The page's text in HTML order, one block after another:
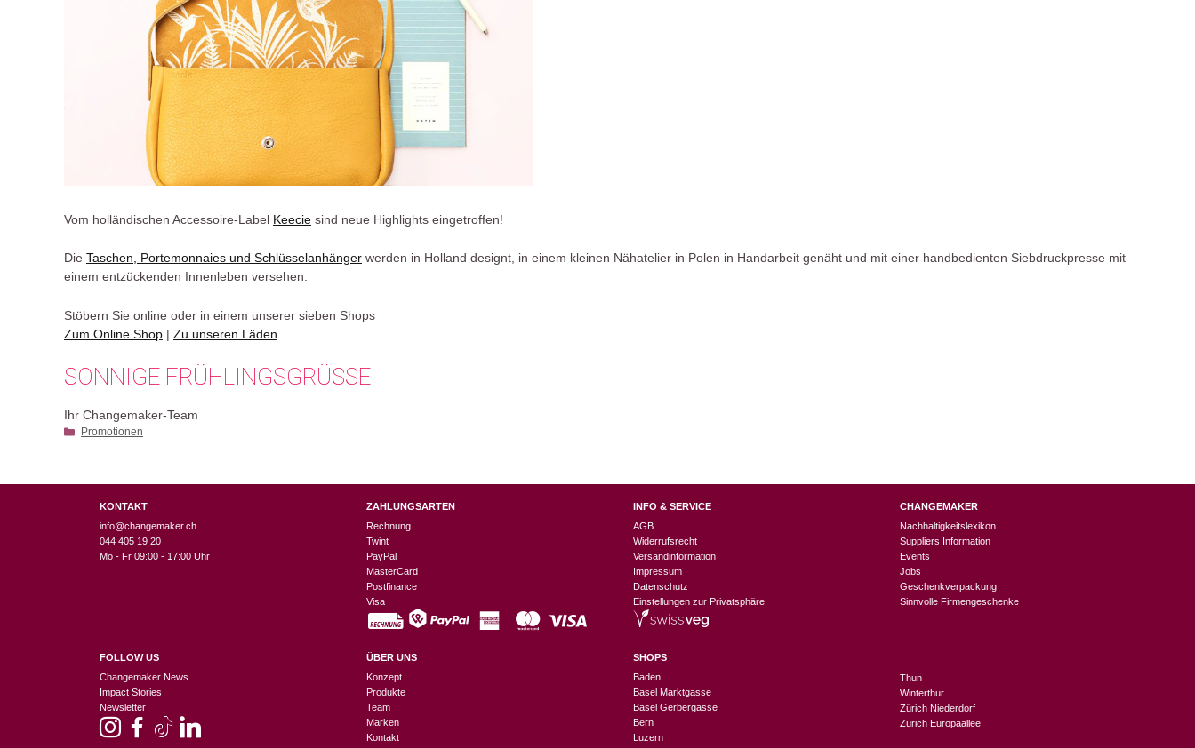
Vom holländischen Accessoire-Label Keecie sind neue Highlights eingetroffen!
Die Taschen, Portemonnaies und Schlüsselanhänger werden in Holland designt, in einem kleinen Nähatelier in Polen in Handarbeit genäht und mit einer handbedienten Siebdruckpresse mit
einem entzückenden Innenleben versehen.
Stöbern Sie online oder in einem unserer sieben Shops
Zum Online Shop | Zu unseren Läden
SONNIGE FRÜHLINGSGRÜSSE
Ihr Changemaker-Team
Kategorien
Promotionen
KONTAKT
info@changemaker.ch
044 405 19 20
Mo - Fr 09:00 - 17:00 Uhr
FOLLOW US
Changemaker News
Impact Stories
Newsletter
ZAHLUNGSARTEN
Rechnung
Twint
PayPal
MasterCard
Postfinance
Visa
ÜBER UNS
Konzept
Produkte
Team
Marken
Kontakt
INFO & SERVICE
AGB
Widerrufsrecht
Versandinformation
Impressum
Datenschutz
Einstellungen zur Privatsphäre
SHOPS
Baden
Basel Marktgasse
Basel Gerbergasse
Bern
Luzern
CHANGEMAKER
Nachhaltigkeitslexikon
Suppliers Information
Events
Jobs
Geschenkverpackung
Sinnvolle Firmengeschenke
Thun
Winterthur
Zürich Niederdorf
Zürich Europaallee